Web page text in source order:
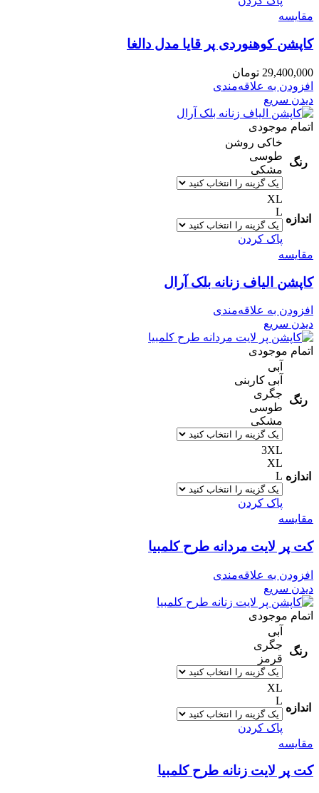
مقایسه
کاپشن کوهنوردی پر قایا مدل دالغا
29,400,000 تومان
افزودن به علاقه‌مندی
دیدن سریع
اتمام موجودی
رنگ
خاکی روشن
طوسی
مشکی
اندازه
XL
L
پاک کردن
مقایسه
کاپشن الیاف زنانه بلک آرال
افزودن به علاقه‌مندی
دیدن سریع
اتمام موجودی
رنگ
آبی
آبی کاربنی
جگری
طوسی
مشکی
اندازه
3XL
XL
L
پاک کردن
مقایسه
کت پر لایت مردانه طرح کلمبیا
افزودن به علاقه‌مندی
دیدن سریع
اتمام موجودی
رنگ
آبی
جگری
قرمز
اندازه
XL
L
پاک کردن
مقایسه
کت پر لایت زنانه طرح کلمبیا